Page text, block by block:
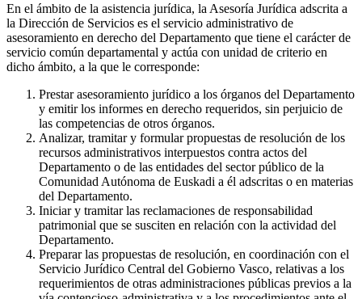
En el ámbito de la asistencia jurídica, la Asesoría Jurídica adscrita a
la Dirección de Servicios es el servicio administrativo de
asesoramiento en derecho del Departamento que tiene el carácter de
servicio común departamental y actúa con unidad de criterio en
dicho ámbito, a la que le corresponde:
Prestar asesoramiento jurídico a los órganos del Departamento
y emitir los informes en derecho requeridos, sin perjuicio de
las competencias de otros órganos.
Analizar, tramitar y formular propuestas de resolución de los
recursos administrativos interpuestos contra actos del
Departamento o de las entidades del sector público de la
Comunidad Autónoma de Euskadi a él adscritas o en materias
del Departamento.
Iniciar y tramitar las reclamaciones de responsabilidad
patrimonial que se susciten en relación con la actividad del
Departamento.
Preparar las propuestas de resolución, en coordinación con el
Servicio Jurídico Central del Gobierno Vasco, relativas a los
requerimientos de otras administraciones públicas previos a la